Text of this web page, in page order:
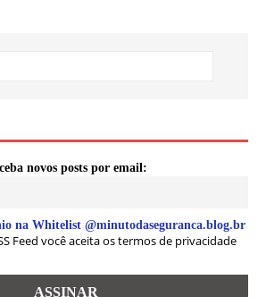
novos posts por email:
na Whitelist @minutodaseguranca.blog.br
Feed você aceita os termos de privacidade